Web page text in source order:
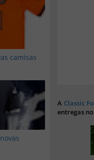
camisas
A Classic
entregas